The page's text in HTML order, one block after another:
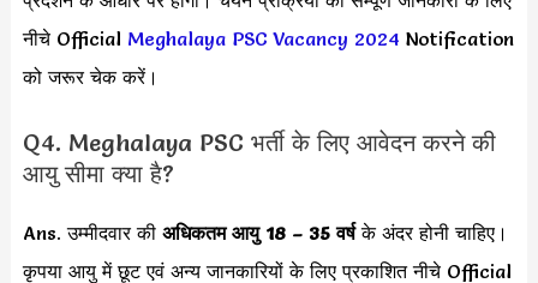
नीचे Official Meghalaya PSC Vacancy 2024 Notification
को जरूर चेक करें।
Q4. Meghalaya PSC भर्ती के लिए आवेदन करने की
आयु सीमा क्या है?
Ans. उम्मीदवार की अधिकतम आयु 18 – 35 वर्षके अंदर होनी चाहिए।
कृपया आयु में छूट एवं अन्य जानकारियों के लिए प्रकाशित नीचे Official